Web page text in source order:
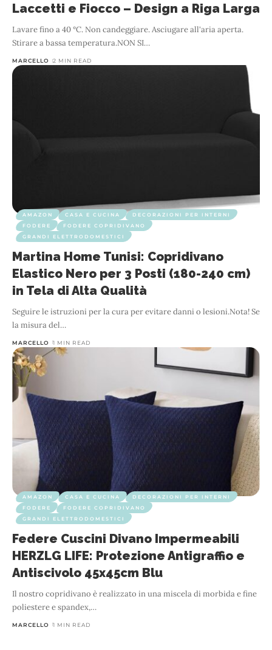
Laccetti e Fiocco – Design a Riga Larga
Lavare fino a 40 °C. Non candeggiare. Asciugare all'aria aperta.
Stirare a bassa temperatura.NON SI…
MARCELLO 2 MIN READ
AMAZON CASA E CUCINA
DECORAZIONI PER INTERNI
FODERE
FODERE COPRIDIVANO
GRANDI ELETTRODOMESTICI
Martina Home Tunisi: Copridivano
Elastico Nero per 3 Posti (180-240 cm)
in Tela di Alta Qualità
Seguire le istruzioni per la cura per evitare danni o lesioni.Nota! Se
la misura del…
MARCELLO 1 MIN READ
AMAZON CASA E CUCINA
DECORAZIONI PER INTERNI
FODERE
FODERE COPRIDIVANO
GRANDI ELETTRODOMESTICI
Federe Cuscini Divano Impermeabili
HERZLG LIFE: Protezione Antigraffio e
Antiscivolo 45x45cm Blu
Il nostro copridivano è realizzato in una miscela di morbida e fine
poliestere e spandex,…
MARCELLO 1 MIN READ